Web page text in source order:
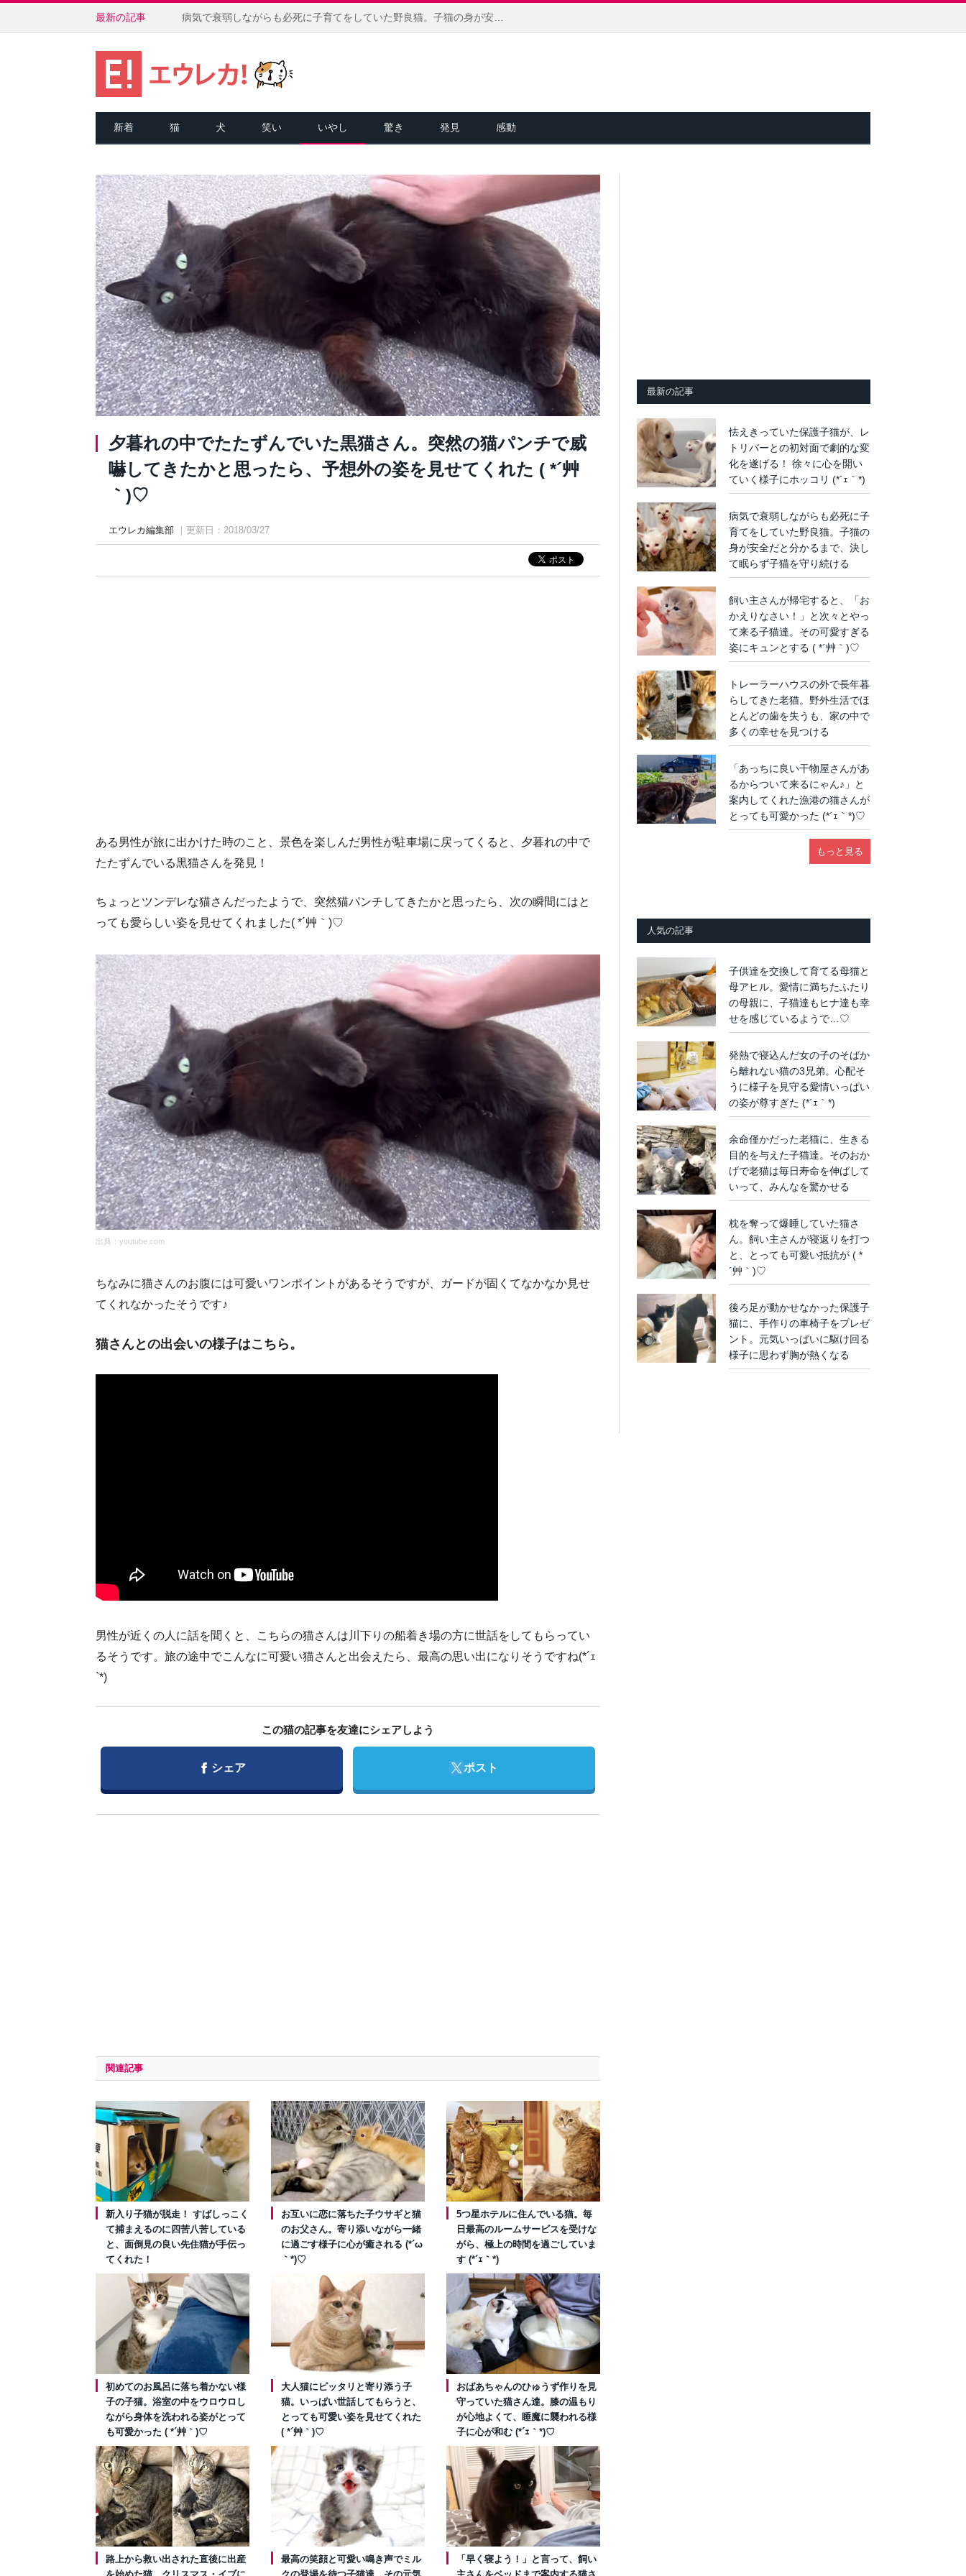
最新の記事 病気で衰弱しながらも必死に子育てをしていた野良猫。子猫の身が安全だと分かるまで、決して眠らず子猫を守り続ける
新着 猫 犬 笑い いやし 驚き 発見 感動
夕暮れの中でたたずんでいた黒猫さん。突然の猫パンチで威
嚇してきたかと思ったら、予想外の姿を見せてくれた ( *´艸
｀)♡
エウレカ編集部 ｜更新日：2018/03/27
ある男性が旅に出かけた時のこと、景色を楽しんだ男性が駐車場に戻ってくると、夕暮れの中で
たたずんでいる黒猫さんを発見！
ちょっとツンデレな猫さんだったようで、突然猫パンチしてきたかと思ったら、次の瞬間にはと
っても愛らしい姿を見せてくれました( *´艸｀)♡
出典： youtube.com
ちなみに猫さんのお腹には可愛いワンポイントがあるそうですが、ガードが固くてなかなか見せ
てくれなかったそうです♪
猫さんとの出会いの様子はこちら。
男性が近くの人に話を聞くと、こちらの猫さんは川下りの船着き場の方に世話をしてもらってい
るそうです。旅の途中でこんなに可愛い猫さんと出会えたら、最高の思い出になりそうですね(*´ｪ
`*)
この猫の記事を友達にシェアしよう
Facebook
シェア Twitter
ポスト
関連記事
新入り子猫が脱走！ すばしっこく
て捕まえるのに四苦八苦している
と、面倒見の良い先住猫が手伝っ
てくれた！
お互いに恋に落ちた子ウサギと猫
のお父さん。寄り添いながら一緒
に過ごす様子に心が癒される (*´ω
｀*)♡
5つ星ホテルに住んでいる猫。毎
日最高のルームサービスを受けな
がら、極上の時間を過ごしていま
す (*´ｪ｀*)
初めてのお風呂に落ち着かない様
子の子猫。浴室の中をウロウロし
ながら身体を洗われる姿がとって
も可愛かった ( *´艸｀)♡
大人猫にピッタリと寄り添う子
猫。いっぱい世話してもらうと、
とっても可愛い姿を見せてくれた
( *´艸｀)♡
おばあちゃんのひゅうず作りを見
守っていた猫さん達。膝の温もり
が心地よくて、睡魔に襲われる様
子に心が和む (*´ｪ｀*)♡
路上から救い出された直後に出産
最高の笑顔と可愛い鳴き声でミル
「早く寝よう！」と言って、飼い
最新の記事
怯えきっていた保護子猫が、レ
トリバーとの初対面で劇的な変
化を遂げる！ 徐々に心を開い
ていく様子にホッコリ (*´ｪ｀*)
病気で衰弱しながらも必死に子
育てをしていた野良猫。子猫の
身が安全だと分かるまで、決し
て眠らず子猫を守り続ける
飼い主さんが帰宅すると、「お
かえりなさい！」と次々とやっ
て来る子猫達。その可愛すぎる
姿にキュンとする ( *´艸｀)♡
トレーラーハウスの外で長年暮
らしてきた老猫。野外生活でほ
とんどの歯を失うも、家の中で
多くの幸せを見つける
「あっちに良い干物屋さんがあ
るからついて来るにゃん♪」と
案内してくれた漁港の猫さんが
とっても可愛かった (*´ｪ｀*)♡
もっと見る
人気の記事
子供達を交換して育てる母猫と
母アヒル。愛情に満ちたふたり
の母親に、子猫達もヒナ達も幸
せを感じているようで…♡
発熱で寝込んだ女の子のそばか
ら離れない猫の3兄弟。心配そ
うに様子を見守る愛情いっぱい
の姿が尊すぎた (*´ｪ｀*)
余命僅かだった老猫に、生きる
目的を与えた子猫達。そのおか
げで老猫は毎日寿命を伸ばして
いって、みんなを驚かせる
枕を奪って爆睡していた猫さ
ん。飼い主さんが寝返りを打つ
と、とっても可愛い抵抗が ( *
´艸｀)♡
後ろ足が動かせなかった保護子
猫に、手作りの車椅子をプレゼ
ント。元気いっぱいに駆け回る
様子に思わず胸が熱くなる